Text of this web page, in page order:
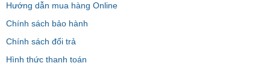
Hướng dẫn mua hàng Online
Chính sách bảo hành
Chính sách đổi trả
Hình thức thanh toán